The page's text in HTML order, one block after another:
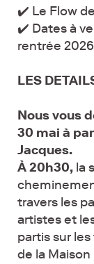
✔️ Le Flow
✔️ Dates à
rentrée
LES
Nous vous
30 mai à
Jacques.
À 20h30, la
travers les
artistes et
partis sur
de la